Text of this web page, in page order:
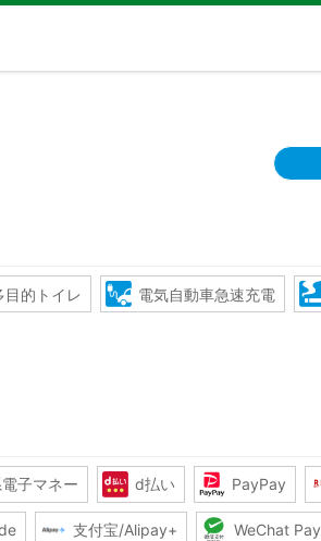
目的トイレ 電気自動車急速充電
子マネー d払い PayPay
支付宝/Alipay+ WeChat Pay